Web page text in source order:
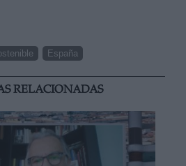
España
RELACIONADAS